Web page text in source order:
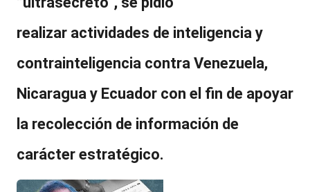
realizar actividades de inteligencia y
contrainteligencia contra Venezuela,
Nicaragua y Ecuador con el fin de apoyar
la recolección de información de
carácter estratégico.